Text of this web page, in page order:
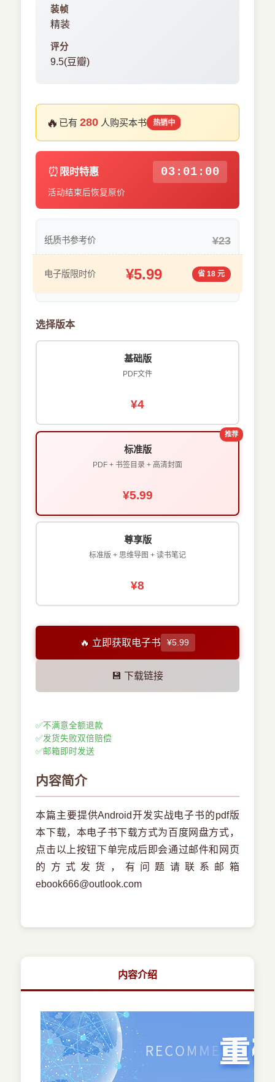
装帧
精装
评分
9.5(豆瓣)
🔥 已有280 人购买本书 热销中
⏰ 限时特惠 03:00:59
活动结束后恢复原价
纸质书参考价 ¥23
电子版限时价 ¥5.99 省 18 元
选择版本
基础版
PDF文件
¥4
推荐
标准版
PDF + 书签目录 + 高清封面
¥5.99
尊享版
标准版 + 思维导图 + 读书笔记
¥8
🔥 立即获取电子书 ¥5.99
💾 下载链接
✅不满意全额退款
✅发货失败双倍赔偿
✅邮箱即时发送
内容简介
本篇主要提供Android开发实战电子书的pdf版
本下载，本电子书下载方式为百度网盘方式，
点击以上按钮下单完成后即会通过邮件和网页
的方式发货，有问题请联系邮箱
ebook666@outlook.com
内容介绍